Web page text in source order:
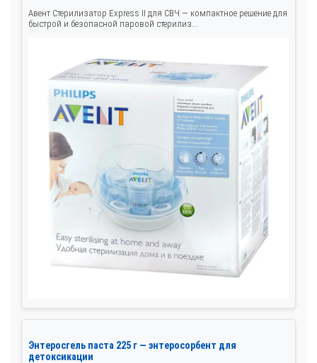
Авент Стерилизатор Express II для СВЧ — компактное решение для
быстрой и безопасной паровой стерилиз...
Энтеросгель паста 225 г — энтеросорбент для
детоксикации